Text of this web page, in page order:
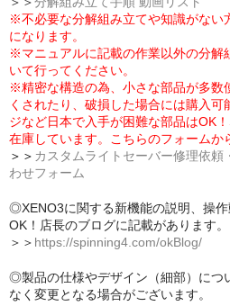
※不必要な分解組み立てや知識がない
になります。
※マニュアルに記載の作業以外の分解
いて行ってください。
※精密な構造の為、小さな部品が多数
くされたり、破損した場合には購入
ジなど日本で入手が困難な部品はOK
在庫しています。こちらのフォームか
＞＞ カスタムライトセーバー修理依
わせフォーム
◎XENO3に関する新機能の説明、操
OK！店長のブログに記載があります。
＞＞ https://spinning4.com/okBlog/
◎製品の仕様やデザイン（細部）につ
なく変更となる場合がございます。